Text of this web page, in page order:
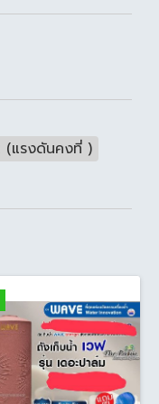
(แรงดันคงที่ )